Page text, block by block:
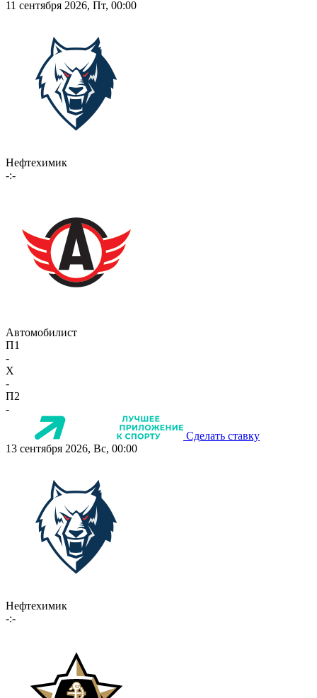
11 сентября 2026, Пт, 00:00
Нефтехимик
-:-
Автомобилист
П1
-
X
-
П2
-
Сделать ставку
13 сентября 2026, Вс, 00:00
Нефтехимик
-:-